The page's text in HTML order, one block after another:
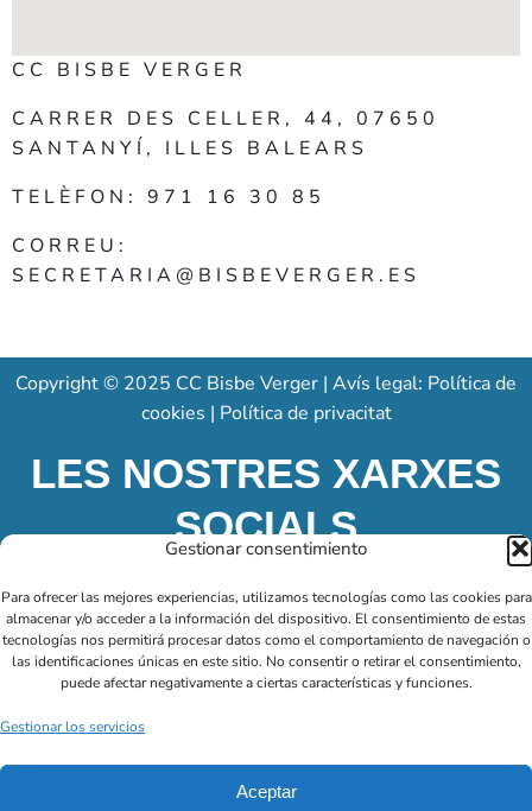
Gestionar consentimiento
Para ofrecer las mejores experiencias, utilizamos tecnologías como las cookies para
almacenar y/o acceder a la información del dispositivo. El consentimiento de estas
tecnologías nos permitirá procesar datos como el comportamiento de navegación o
las identificaciones únicas en este sitio. No consentir o retirar el consentimiento,
puede afectar negativamente a ciertas características y funciones.
Gestionar los servicios
Aceptar
CC BISBE VERGER
CARRER DES CELLER, 44, 07650
SANTANYÍ, ILLES BALEARS
TELÈFON: 971 16 30 85
CORREU:
SECRETARIA@BISBEVERGER.ES
Copyright © 2025 CC Bisbe Verger | Avís legal: Política de
cookies | Política de privacitat
LES NOSTRES XARXES
SOCIALS